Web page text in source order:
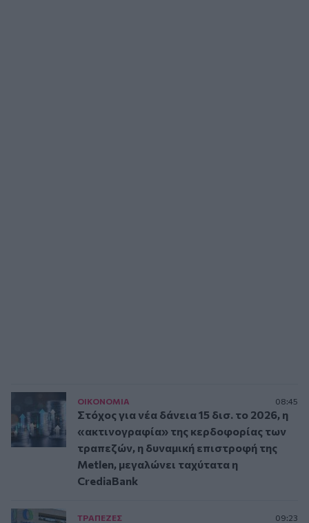
ΟΙΚΟΝΟΜΙΑ 08:45
Στόχος για νέα δάνεια 15 δισ. το 2026, η
«ακτινογραφία» της κερδοφορίας των
τραπεζών, η δυναμική επιστροφή της
Metlen, μεγαλώνει ταχύτατα η
CrediaBank
ΤΡAΠΕΖΕΣ 09:23